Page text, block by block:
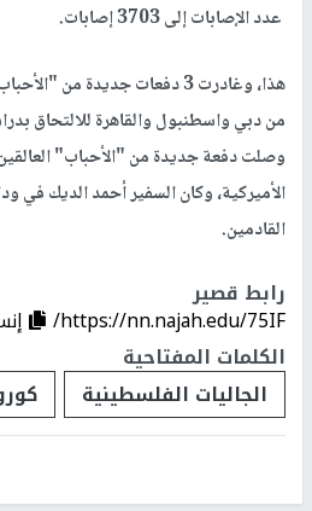
عدد الإصابات إلى 3703 إصابات.
هذا، وغادرت 3 دفعات جديدة من
من دبي واسطنبول والقاهرة للالتحاق
وصلت دفعة جديدة من "الأحباب"
الأميركية، وكان السفير أحمد الديك في
القادمين.
رابط قصير
https://nn.najah.edu/75IF/
الكلمات المفتاحية
الجاليات الفلسطينية